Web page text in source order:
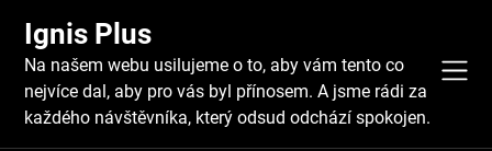
content
Ignis Plus
Na našem webu usilujeme o to, aby vám tento co
nejvíce dal, aby pro vás byl přínosem. A jsme rádi za
každého návštěvníka, který odsud odchází spokojen.